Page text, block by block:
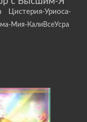
Цистерия-Уриоса-
Мия-КалиВсеУсра